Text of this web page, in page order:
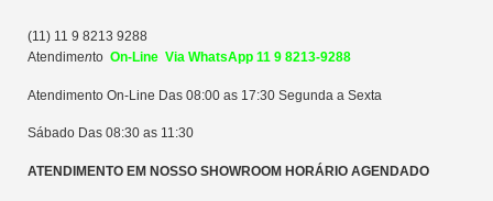
(11) 11 9 8213 9288
Atendimento On-Line Via WhatsApp 11 9 8213-9288
Atendimento On-Line Das 08:00 as 17:30 Segunda a Sexta
Sábado Das 08:30 as 11:30
ATENDIMENTO EM NOSSO SHOWROOM HORÁRIO AGENDADO